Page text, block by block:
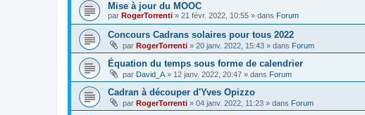
Mise à jour du MOOC
par RogerTorrenti » 21 févr. 2022, 10:55 » dans Forum
Concours Cadrans solaires pour tous 2022
par RogerTorrenti » 20 janv. 2022, 15:43 » dans Forum
Équation du temps sous forme de calendrier
par David_A » 12 janv. 2022, 20:47 » dans Forum
Cadran à découper d'Yves Opizzo
par RogerTorrenti » 04 janv. 2022, 11:23 » dans Forum